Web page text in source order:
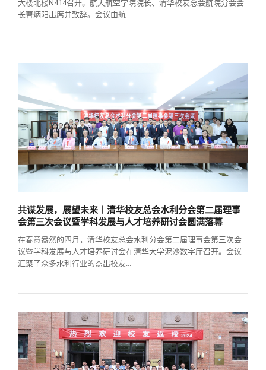
大楼北楼N414召开。航天航空学院院长、清华校友总会航院分会会
长曹炳阳出席并致辞。会议由航...
共谋发展，展望未来︱清华校友总会水利分会第二届理事
会第三次会议暨学科发展与人才培养研讨会圆满落幕
在春意盎然的四月，清华校友总会水利分会第二届理事会第三次会
议暨学科发展与人才培养研讨会在清华大学泥沙数字厅召开。会议
汇聚了众多水利行业的杰出校友...